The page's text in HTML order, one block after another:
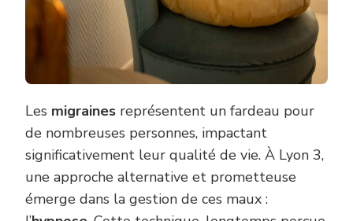
Les migraines représentent un fardeau pour
de nombreuses personnes, impactant
significativement leur qualité de vie. À Lyon 3,
une approche alternative et prometteuse
émerge dans la gestion de ces maux :